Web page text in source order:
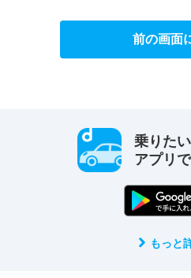
前の画面
乗りた
アプリ
もっと